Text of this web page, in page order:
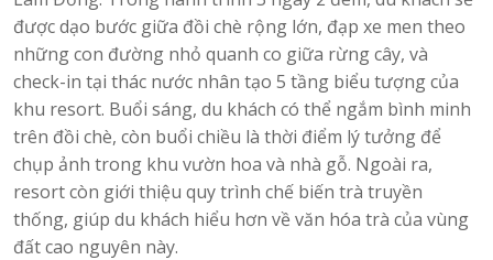
được dạo bước giữa đồi chè rộng lớn, đạp xe men theo
những con đường nhỏ quanh co giữa rừng cây, và
check-in tại thác nước nhân tạo 5 tầng biểu tượng của
khu resort. Buổi sáng, du khách có thể ngắm bình minh
trên đồi chè, còn buổi chiều là thời điểm lý tưởng để
chụp ảnh trong khu vườn hoa và nhà gỗ. Ngoài ra,
resort còn giới thiệu quy trình chế biến trà truyền
thống, giúp du khách hiểu hơn về văn hóa trà của vùng
đất cao nguyên này.